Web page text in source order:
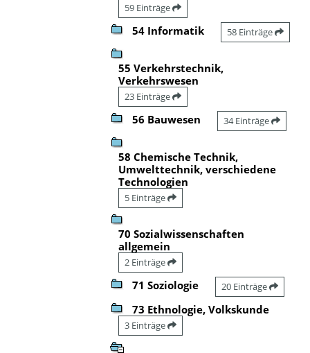
59 Einträge
54 Informatik 58 Einträge
55 Verkehrstechnik,
Verkehrswesen
23 Einträge
56 Bauwesen 34 Einträge
58 Chemische Technik,
Umwelttechnik, verschiedene
Technologien
5 Einträge
70 Sozialwissenschaften
allgemein
2 Einträge
71 Soziologie 20 Einträge
73 Ethnologie, Volkskunde
3 Einträge